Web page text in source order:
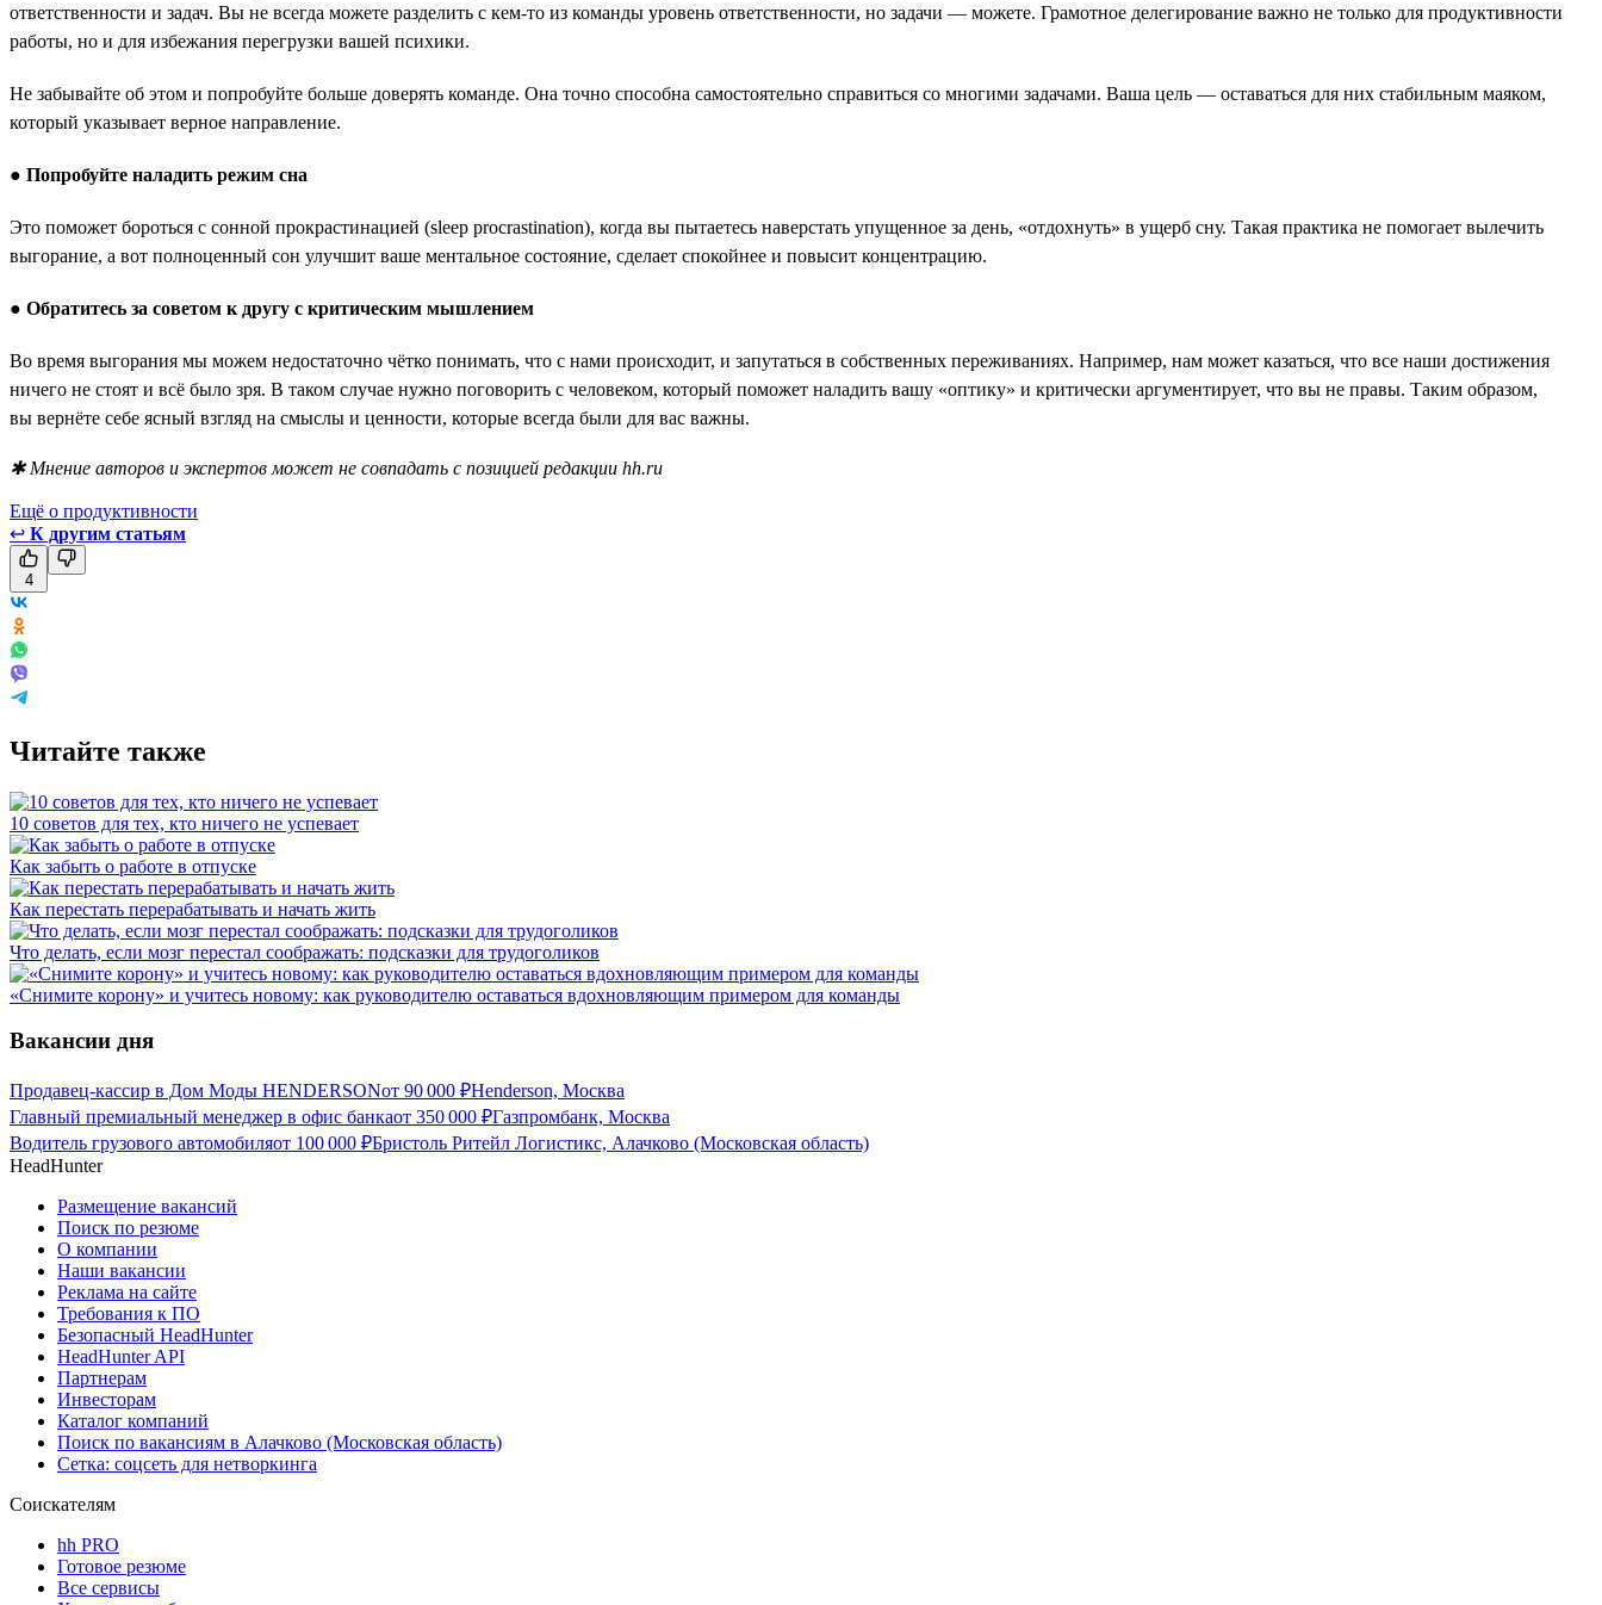
ответственности и задач. Вы не всегда можете разделить с кем-то из команды уровень ответственности, но задачи — можете. Грамотное делегирование важно не только для продуктивности
работы, но и для избежания перегрузки вашей психики.
Не забывайте об этом и попробуйте больше доверять команде. Она точно способна самостоятельно справиться со многими задачами. Ваша цель — оставаться для них стабильным маяком,
который указывает верное направление.
● Попробуйте наладить режим сна
Это поможет бороться с сонной прокрастинацией (sleep procrastination), когда вы пытаетесь наверстать упущенное за день, «отдохнуть» в ущерб сну. Такая практика не помогает вылечить
выгорание, а вот полноценный сон улучшит ваше ментальное состояние, сделает спокойнее и повысит концентрацию.
● Обратитесь за советом к другу с критическим мышлением
Во время выгорания мы можем недостаточно чётко понимать, что с нами происходит, и запутаться в собственных переживаниях. Например, нам может казаться, что все наши достижения
ничего не стоят и всё было зря. В таком случае нужно поговорить с человеком, который поможет наладить вашу «оптику» и критически аргументирует, что вы не правы. Таким образом,
вы вернёте себе ясный взгляд на смыслы и ценности, которые всегда были для вас важны.
✱ Мнение авторов и экспертов может не совпадать с позицией редакции hh.ru
Ещё о продуктивности
↩ К другим статьям
4
Читайте также
10 советов для тех, кто ничего не успевает
Как забыть о работе в отпуске
Как перестать перерабатывать и начать жить
Что делать, если мозг перестал соображать: подсказки для трудоголиков
«Снимите корону» и учитесь новому: как руководителю оставаться вдохновляющим примером для команды
Вакансии дня
Продавец-кассир в Дом Моды HENDERSONот 90 000 ₽Henderson, Москва
Главный премиальный менеджер в офис банкаот 350 000 ₽Газпромбанк, Москва
Водитель грузового автомобиляот 100 000 ₽Бристоль Ритейл Логистикс, Алачково (Московская область)
HeadHunter
Размещение вакансий
Поиск по резюме
О компании
Наши вакансии
Реклама на сайте
Требования к ПО
Безопасный HeadHunter
HeadHunter API
Партнерам
Инвесторам
Каталог компаний
Поиск по вакансиям в Алачково (Московская область)
Сетка: соцсеть для нетворкинга
Соискателям
hh PRO
Готовое резюме
Все сервисы